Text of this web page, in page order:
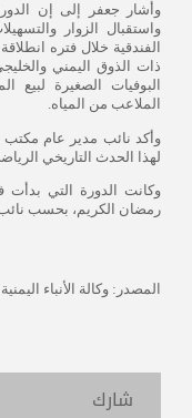
وأشار جعفر إلى إن
واستقبال الزوار
الفندقية خلال فتره
ذات الذوق اليمني
البوفيات الصغيرة لبيع
الملاعب من المياه.
وأكد نائب مدير عام مكتب
لهذا الحدث التاريخي
وكانت الدورة التي
رمضان الكريم، بحسب
المصدر: وكالة الأنباء
شارك